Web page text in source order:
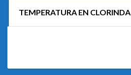
TEMPERATURA EN CLORINDA